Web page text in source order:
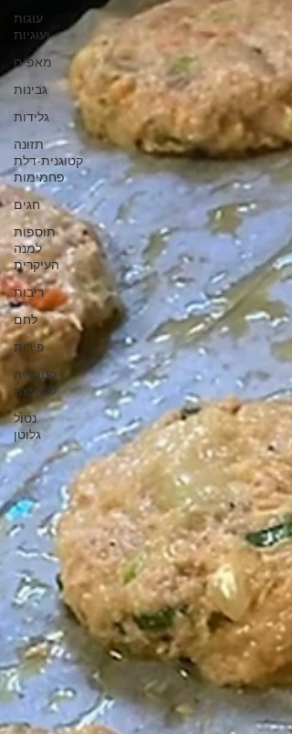
עוגות
ועוגיות
מאפים
גבינות
גלידות
תזונה
קטוגנית-דלת
פחמימות
חגים
תוספות
למנה
העיקרית
ריבות
לחם
פירות
קטגוריה
ללא שם
נטול
גלוטן